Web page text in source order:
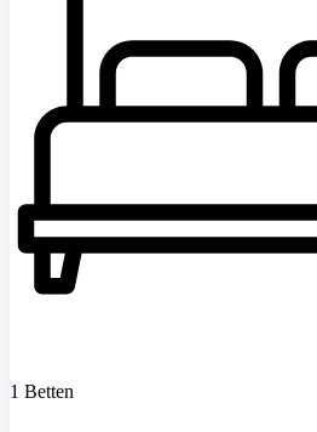
1 Betten